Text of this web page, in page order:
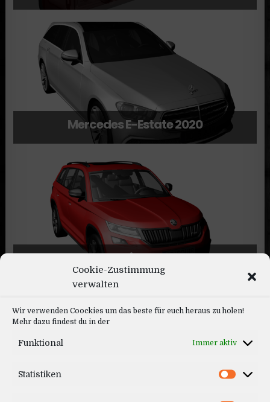
Cookie-Zustimmung
verwalten
Wir verwenden Coockies um das beste für euch heraus zu holen!
Mehr dazu findest du in der
Funktional Immer aktiv
Statistiken
Mercedes E-Estate 2020
Skoda Kodiaq VRS 2020